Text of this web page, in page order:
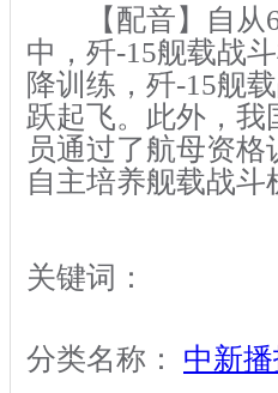
【配音】自从6
中，歼-15舰载战
降训练，歼-15舰
跃起飞。此外，
员通过了航母资
自主培养舰载战
关键词：
分类名称： 中新播